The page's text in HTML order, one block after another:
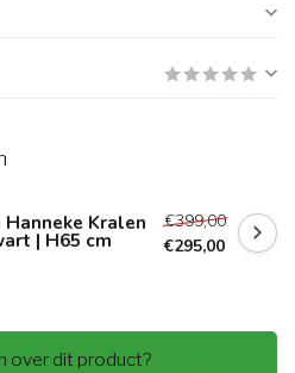
Kralen
| H65 cm
€399,00
€295,00
over dit product?